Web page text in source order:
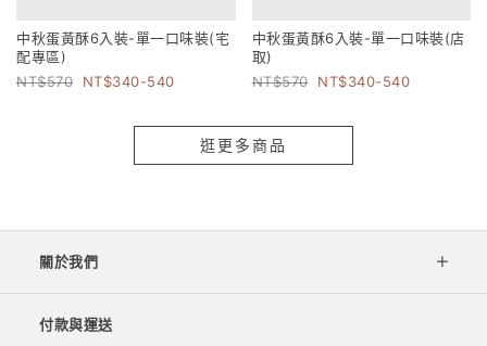
中秋蛋黃酥6入裝-單一口味裝(宅
配專區)
570
340-540
中秋蛋黃酥6入裝-單一口味裝(店
取)
570
340-540
逛更多商品
關於我們
付款與運送